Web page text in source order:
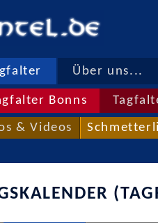
Über uns...
Bonns
& Videos